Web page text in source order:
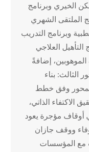
الخيري وبرنامج
الملتقى الشهري
وبرنامج التدريب
العلاجي
إضافةً
الثالث: بناء
المحور وفق خطط
الاكتفاء الذاتي،
أوقاف مؤجرة يعود
ووقف جازان
مع المؤسسات